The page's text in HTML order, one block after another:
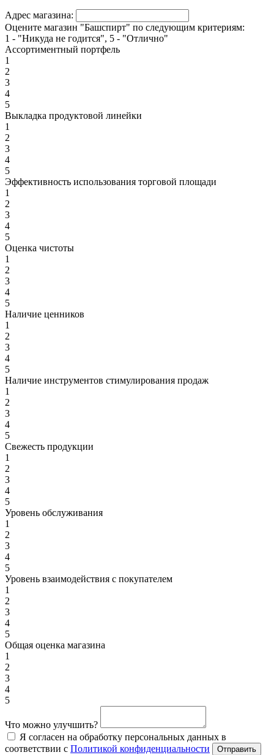
Адрес магазина:
Оцените магазин "Башспирт" по следующим критериям:
1 - "Никуда не годится", 5 - "Отлично"
Ассортиментный портфель
1
2
3
4
5
Выкладка продуктовой линейки
1
2
3
4
5
Эффективность использования торговой площади
1
2
3
4
5
Оценка чистоты
1
2
3
4
5
Наличие ценников
1
2
3
4
5
Наличие инструментов стимулирования продаж
1
2
3
4
5
Свежесть продукции
1
2
3
4
5
Уровень обслуживания
1
2
3
4
5
Уровень взаимодействия с покупателем
1
2
3
4
5
Общая оценка магазина
1
2
3
4
5
Что можно улучшить?
Я согласен на обработку персональных данных в
соответствии с Политикой конфиденциальности Отправить